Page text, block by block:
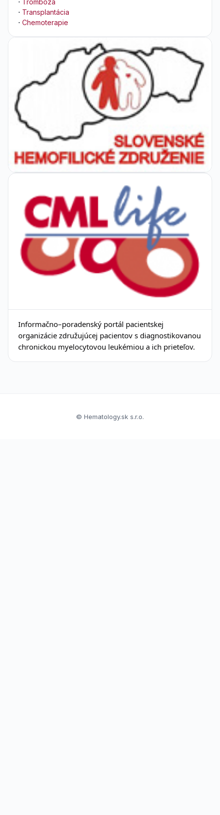
· Transplantácia
· Chemoterapie
Informačno–poradenský portál pacientskej
organizácie združujúcej pacientov s diagnostikovanou
chronickou myelocytovou leukémiou a ich prieteľov.
© Hematology.sk s.r.o.